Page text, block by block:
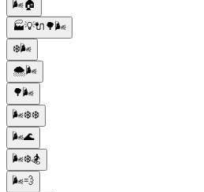
🌬️🏠
🏭💡🔌🌳🌬️
❄️🌬️
🌨️🌬️
🌳🌬️
🌬️❄️❄️
🌬️🌊
🌬️❄️🏂
🌬️💨